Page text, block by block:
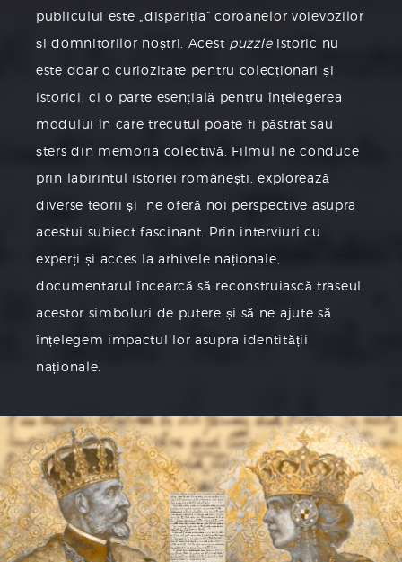
publicului este „dispariția” coroanelor voievozilor
și domnitorilor noștri. Acest puzzleistoric nu
este doar o curiozitate pentru colecționari și
istorici, ci o parte esențială pentru înțelegerea
modului în care trecutul poate fi păstrat sau
șters din memoria colectivă. Filmul ne conduce
prin labirintul istoriei românești, explorează
diverse teorii și ne oferă noi perspective asupra
acestui subiect fascinant. Prin interviuri cu
experți și acces la arhivele naționale,
documentarul încearcă să reconstruiască traseul
acestor simboluri de putere și să ne ajute să
înțelegem impactul lor asupra identității
naționale.